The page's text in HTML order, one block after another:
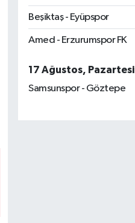
Beşiktaş - Eyüpspor
Amed - Erzurumspor FK
17 Ağustos, Pazartesi
Samsunspor - Göztepe